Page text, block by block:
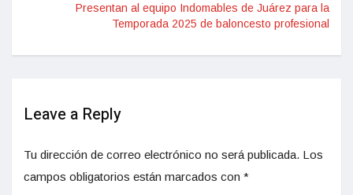
Presentan al equipo Indomables de Juárez para la
Temporada 2025 de baloncesto profesional
Leave a Reply
Tu dirección de correo electrónico no será publicada. Los
campos obligatorios están marcados con *